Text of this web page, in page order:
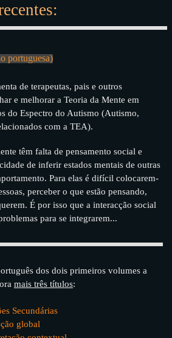
portuguesa)
de terapeutas, pais e outros
e melhorar a Teoria da Mente em
do Espectro do Autismo (Autismo,
com a TEA).
têm falta de pensamento social e
de inferir estados mentais de outras
Para elas é difícil colocarem-
perceber o que estão pensando,
É por isso que a interacção social
para se integrarem...
dos dois primeiros volumes a
mais três títulos:
Secundárias
global